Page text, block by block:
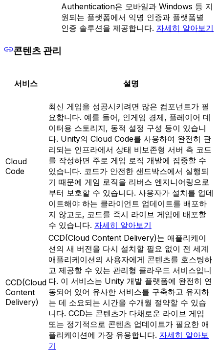
Authentication은 모바일과 Windows 등 지
원되는 플랫폼에서 익명 인증과 플랫폼별
인증 솔루션을 제공합니다. 자세히 알아보기
콘텐츠 관리
서비스 설명
Cloud
Code
최신 게임을 성공시키려면 많은 컴포넌트가 필
요합니다. 예를 들어, 인게임 경제, 플레이어 데
이터용 스토리지, 동적 설정 구성 등이 있습니
다. Unity의 Cloud Code를 사용하여 완전히 관
리되는 인프라에서 상태 비보존형 서버 측 코드
를 작성하면 주로 게임 로직 개발에 집중할 수
있습니다. 코드가 안전한 샌드박스에서 실행되
기 때문에 게임 로직을 리버스 엔지니어링으로
부터 보호할 수 있습니다. 사용자가 설치를 업데
이트해야 하는 클라이언트 업데이트를 배포하
지 않고도, 코드를 즉시 라이브 게임에 배포할
수 있습니다. 자세히 알아보기
CCD(Cloud
Content
Delivery)
CCD(Cloud Content Delivery)는 애플리케이
션의 새 버전을 다시 설치할 필요 없이 전 세계
애플리케이션의 사용자에게 콘텐츠를 호스팅하
고 제공할 수 있는 관리형 클라우드 서비스입니
다. 이 서비스는 Unity 개발 플랫폼에 완전히 연
동되어 있어 유사한 서비스를 구축하고 유지하
는 데 소요되는 시간을 수개월 절약할 수 있습
니다. CCD는 콘텐츠가 다채로운 라이브 게임
또는 정기적으로 콘텐츠 업데이트가 필요한 애
플리케이션에 가장 유용합니다. 자세히 알아보
기